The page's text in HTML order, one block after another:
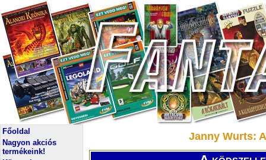
Főoldal
Nagyon akciós
termékeink!
Janny Wurts: